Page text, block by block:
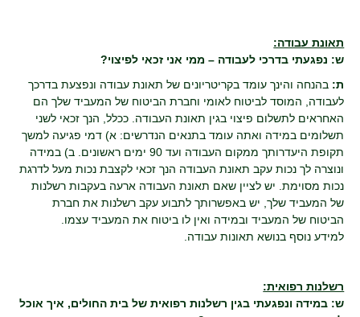
תאונת עבודה:
ש: נפגעתי בדרכי לעבודה – ממי אני זכאי לפיצוי?
ת: בהנחה והינך עומד בקריטריונים של תאונת עבודה ונפצעת בדרכך
לעבודה, המוסד לביטוח לאומי וחברת הביטוח של המעביד שלך הם
האחראים לתשלום פיצוי בגין תאונת העבודה. ככלל, הנך זכאי לשני
תשלומים במידה ואתה עומד בתנאים הנדרשים: א) דמי פגיעה למשך
תקופת היעדרותך ממקום העבודה ועד 90 ימים ראשונים. ב) במידה
ונוצרה לך נכות עקב תאונת העבודה הנך זכאי לקצבת נכות מעל לדרגת
נכות מסוימת. יש לציין שאם תאונת העבודה ארעה בעקבות רשלנות
של המעביד שלך, יש באפשרותך לתבוע עקב רשלנות את חברת
הביטוח של המעביד ובמידה ואין לו ביטוח את המעביד עצמו.
למידע נוסף בנושא תאונות עבודה.
רשלנות רפואית:
ש: במידה ונפגעתי בגין רשלנות רפואית של בית החולים, איך אוכל